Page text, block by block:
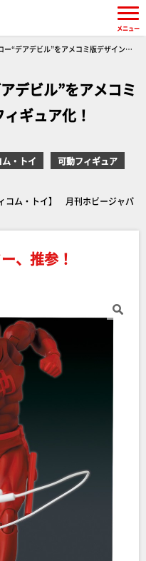
ー“デアデビル”をアメコミ版デザインで
デビル”をアメコミ
ギュア化！
・トイ
可動フィギュア
コム・トイ】 月刊ホビージャパ
、推参！
メニュー